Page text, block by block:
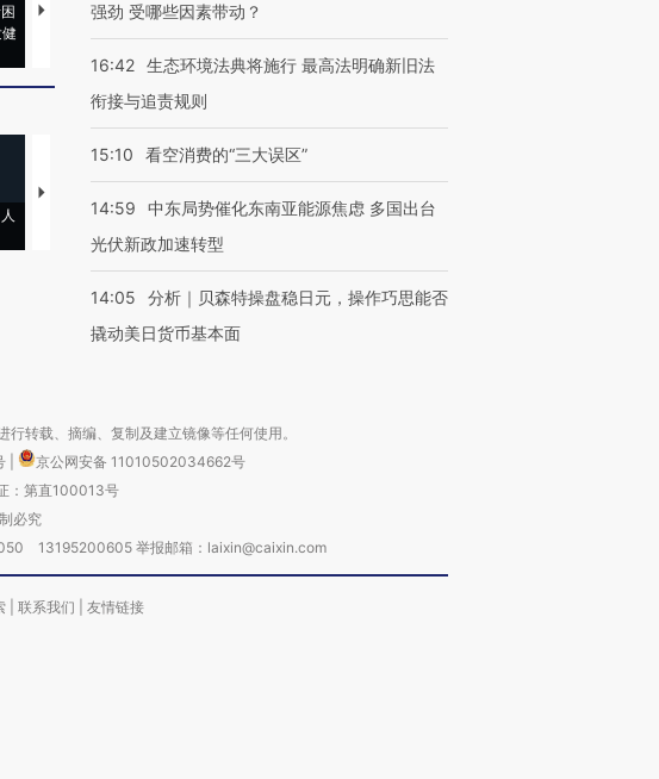
视线｜HYROX的吸金
心“花钱找虐”？
马航飞行员跨国走私7万
毒品
育部长拱下台
【推广】走进第四届链博
会，让数智科技“链”接产
【特别呈现】寻找100种
CFO：不靠规模取胜，华
强劲 受哪些因素带动？
16:42 生态环境法典将施行 最高法明确新旧法
衔接与追责规则
15:10 看空消费的“三大误区”
14:59
中东局势催化东南亚能源焦虑 多国出台
光伏新政加速转型
14:05
分析｜贝森特操盘稳日元，操作巧思能否
撬动美日货币基本面
转载、摘编、复制及建立镜像等任何使用。
京公网安备 11010502034662号
：第直100013号
必究
13195200605 举报邮箱：laixin@caixin.com
联系我们 友情链接